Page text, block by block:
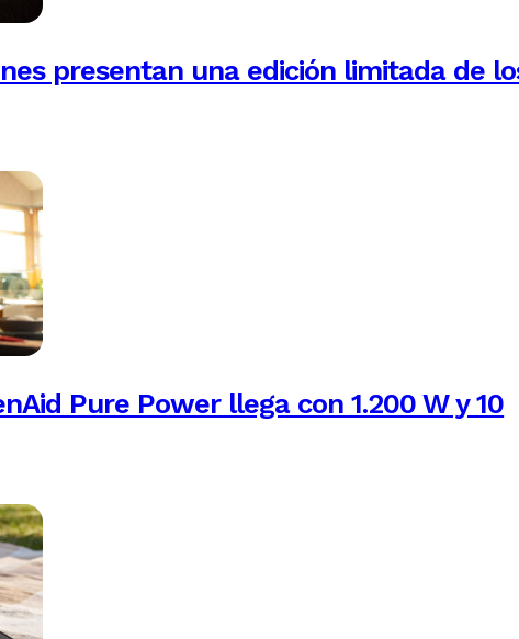
presentan una edición limitada de
Pure Power llega con 1.200 W y 10